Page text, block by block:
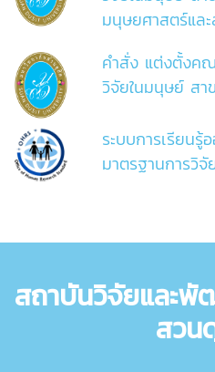
มนุษยศาสตร์แล
คำสั่ง แต่งตั้งค
วิจัยในมนุษย์ สา
ระบบการเรียนรู้
มาตรฐานการวิจั
สถาบันวิจัยและพั
สวน